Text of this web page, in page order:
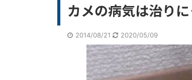
カメの病気は治り
2014/08/21 2020/05/09
2022/10/30